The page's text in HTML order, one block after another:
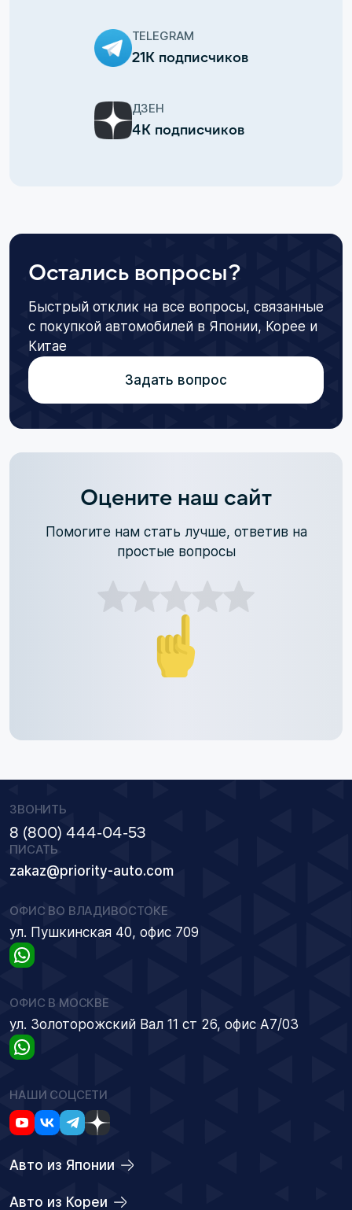
TELEGRAM
21К подписчиков
ДЗЕН
4К подписчиков
Остались вопросы?
Быстрый отклик на все вопросы, связанные
с покупкой автомобилей в Японии, Корее и
Китае
Задать вопрос
Оцените наш сайт
Помогите нам стать лучше, ответив на
простые вопросы
ЗВОНИТЬ
8 (800) 444-04-53
ПИСАТЬ
zakaz@priority-auto.com
ОФИС ВО ВЛАДИВОСТОКЕ
ул. Пушкинская 40, офис 709
ОФИС В МОСКВЕ
ул. Золоторожский Вал 11 ст 26, офис А7/03
НАШИ СОЦСЕТИ
Авто из Японии
Авто из Кореи